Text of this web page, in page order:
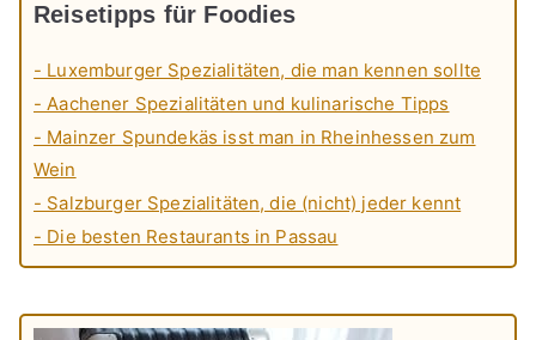
Reisetipps für Foodies
- Luxemburger Spezialitäten, die man kennen sollte
- Aachener Spezialitäten und kulinarische Tipps
- Mainzer Spundekäs isst man in Rheinhessen zum
Wein
- Salzburger Spezialitäten, die (nicht) jeder kennt
- Die besten Restaurants in Passau